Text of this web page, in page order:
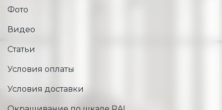
Фото
Видео
Статьи
Условия оплаты
Условия доставки